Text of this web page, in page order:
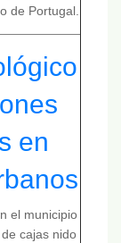
de Portugal.
en
el municipio
cajas nido